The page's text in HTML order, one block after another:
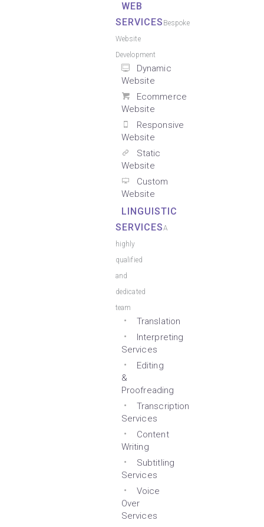
WEB
SERVICES Bespoke
Website
Development
Dynamic
Website
Ecommerce
Website
Responsive
Website
Static
Website
Custom
Website
LINGUISTIC
SERVICESA
highly
qualified
and
dedicated
team
Translation
Interpreting
Services
Editing
&
Proofreading
Transcription
Services
Content
Writing
Subtitling
Services
Voice
Over
Services